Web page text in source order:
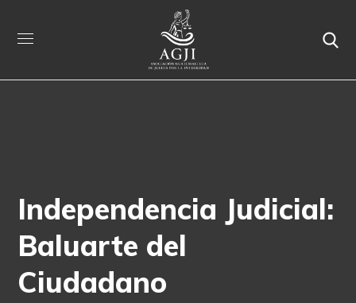
Independencia Judicial:
Baluarte del
Ciudadano